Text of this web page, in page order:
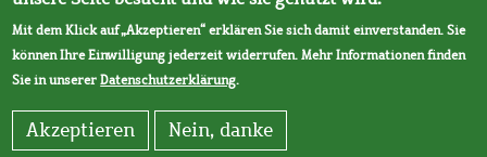
Mit dem Klick auf „Akzeptieren“ erklären Sie sich damit einverstanden. Sie
können Ihre Einwilligung jederzeit widerrufen. Mehr Informationen finden
Sie in unsererDatenschutzerklärung.
Akzeptieren Nein, danke